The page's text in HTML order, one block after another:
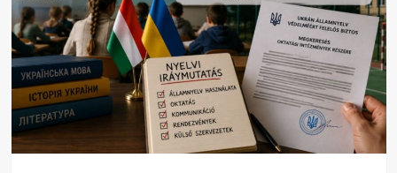
статичні
образи
на
живу
історію